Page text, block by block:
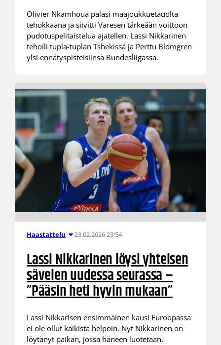
Olivier Nkamhoua palasi maajoukkuetauolta
tehokkaana ja siivitti Varesen tärkeään voittoon
pudotuspelitaistelua ajatellen. Lassi Nikkarinen
tehoili tupla-tuplan Tshekissä ja Perttu Blomgren
ylsi ennätyspisteisiinsä Bundesliigassa.
Haastattelu 23.02.2026 23:54
Lassi Nikkarinen löysi yhteisen
sävelen uudessa seurassa –
”Pääsin heti hyvin mukaan”
Lassi Nikkarisen ensimmäinen kausi Euroopassa
ei ole ollut kaikista helpoin. Nyt Nikkarinen on
löytänyt paikan, jossa häneen luotetaan.